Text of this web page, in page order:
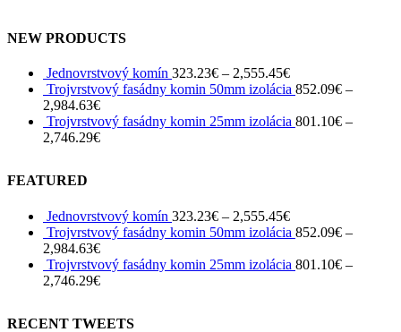
NEW PRODUCTS
Jednovrstvový komín 323.23€ – 2,555.45€
Trojvrstvový fasádny komin 50mm izolácia 852.09€ –
2,984.63€
Trojvrstvový fasádny komin 25mm izolácia 801.10€ –
2,746.29€
FEATURED
Jednovrstvový komín 323.23€ – 2,555.45€
Trojvrstvový fasádny komin 50mm izolácia 852.09€ –
2,984.63€
Trojvrstvový fasádny komin 25mm izolácia 801.10€ –
2,746.29€
RECENT TWEETS